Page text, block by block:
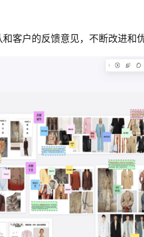
客户的反馈意见，不断改进和